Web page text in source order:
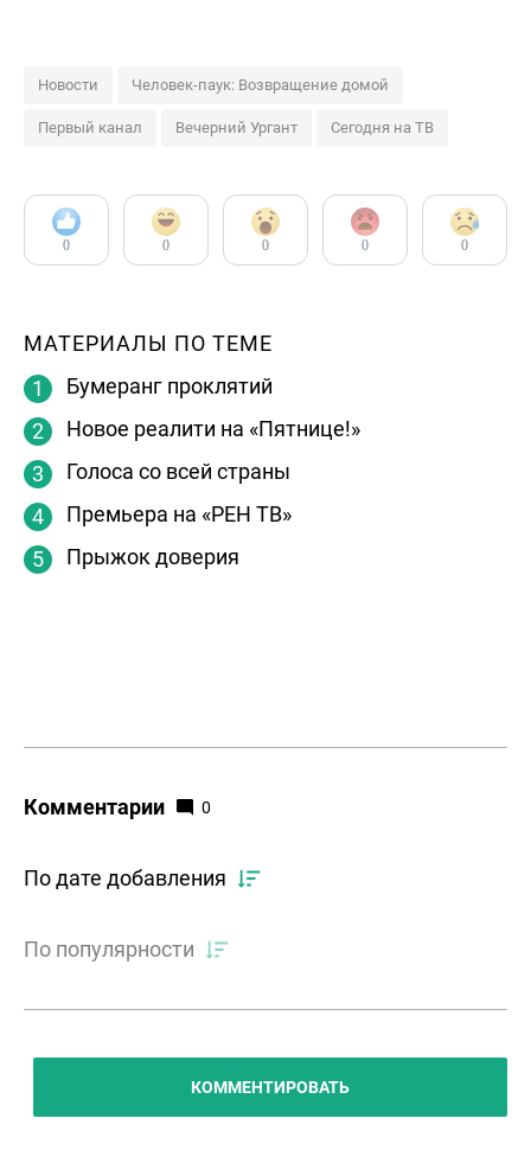
Новости Человек-паук: Возвращение домой
Первый канал Вечерний Ургант Сегодня на ТВ
0 0 0 0 0
МАТЕРИАЛЫ ПО ТЕМЕ
Бумеранг проклятий
Новое реалити на «Пятнице!»
Голоса со всей страны
Премьера на «РЕН ТВ»
Прыжок доверия
Комментарии 0
По дате добавления
По популярности
КОММЕНТИРОВАТЬ